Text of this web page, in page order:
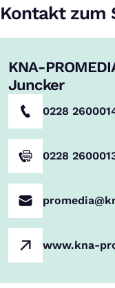
Kontakt zum
KNA-
Juncker
0228
0228
www.kna-